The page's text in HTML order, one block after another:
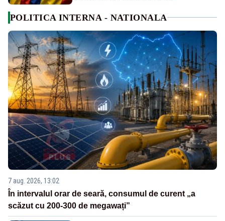
POLITICA INTERNA - NATIONALA
7 aug. 2026, 13:02
În intervalul orar de seară, consumul de curent „a
scăzut cu 200-300 de megawați”